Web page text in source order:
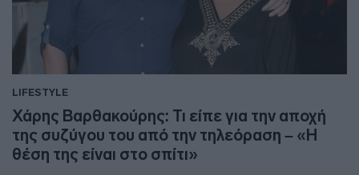
LIFESTYLE
Χάρης Βαρθακούρης: Τι είπε για την αποχή
της συζύγου του από την τηλεόραση – «Η
θέση της είναι στο σπίτι»